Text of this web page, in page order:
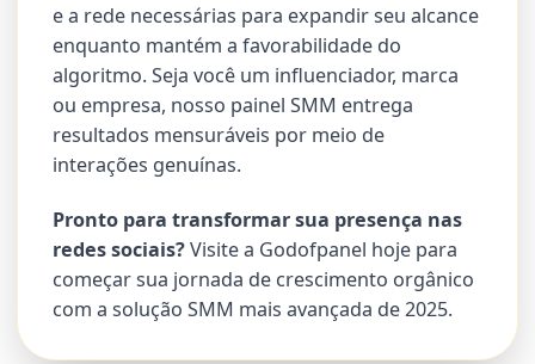
e a rede necessárias para expandir seu alcance
enquanto mantém a favorabilidade do
algoritmo. Seja você um influenciador, marca
ou empresa, nosso painel SMM entrega
resultados mensuráveis por meio de
interações genuínas.
Pronto para transformar sua presença nas
redes sociais?Visite a Godofpanel hoje para
começar sua jornada de crescimento orgânico
com a solução SMM mais avançada de 2025.